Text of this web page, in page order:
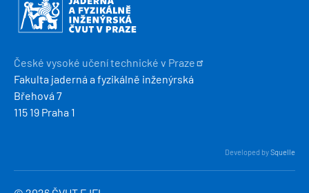
České vysoké učení technické v Praze
Fakulta jaderná a fyzikálně inženýrská
Břehová 7
115 19 Praha 1
Developed bySquelle